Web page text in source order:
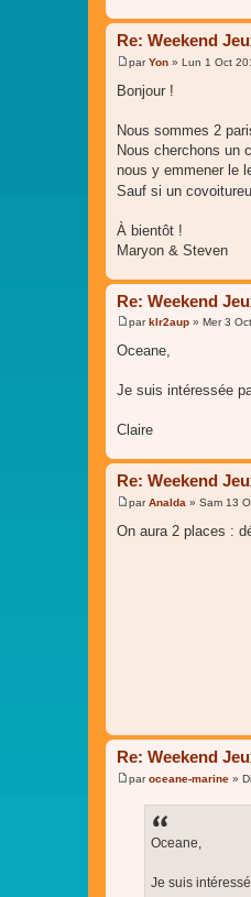
Re: Weekend
M
s
g
e
parYon » Lun 1 Oct
Bonjour !
Nous sommes 2
Nous cherchons un
nous y emmener le
Sauf si un
À bientôt !
Maryon & Steven
Re: Weekend
M
s
g
parklr2aup » Mer 3
Oceane,
Je suis intéressée
Claire
Re: Weekend
M
s
parAnalda » Sam 13
On aura 2 places :
Re: Weekend
M
paroceane-marine »
Oceane,
Je suis